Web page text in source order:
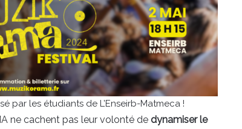
par les étudiants de L’Enseirb-Matmeca !
ne cachent pas leur volonté de dynamiser le